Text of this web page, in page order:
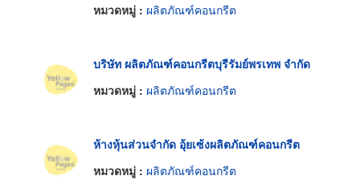
หมวดหมู่ : ผลิตภัณฑ์คอนกรีต
บริษัท ผลิตภัณฑ์คอนกรีตบุรีรัมย์พรเทพ จำกัด
หมวดหมู่ : ผลิตภัณฑ์คอนกรีต
ห้างหุ้นส่วนจำกัด อุ้ยเซ้งผลิตภัณฑ์คอนกรีต
หมวดหมู่ : ผลิตภัณฑ์คอนกรีต